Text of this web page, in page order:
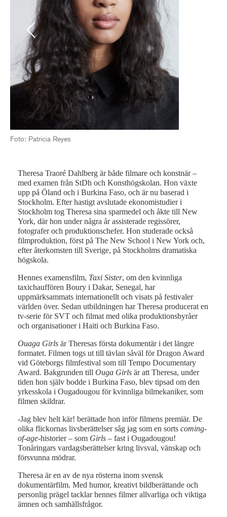
Previous
Foto: Patricia Reyes
Theresa Traoré Dahlberg är både filmare och konstnär –
med examen från StDh och Konsthögskolan. Hon växte
upp på Öland och i Burkina Faso, och är nu baserad i
Stockholm. Efter hastigt avslutade ekonomistudier i
Stockholm tog Theresa sina sparmedel och åkte till New
York, där hon under några år assisterade regissörer,
fotografer och produktionschefer. Hon studerade också
filmproduktion, först på The New School i New York och,
efter återkomsten till Sverige, på Stockholms dramatiska
högskola.
Hennes examensfilm, Taxi Sister, om den kvinnliga
taxichauffören Boury i Dakar, Senegal, har
uppmärksammats internationellt och visats på festivaler
världen över. Sedan utbildningen har Theresa producerat en
tv-serie för SVT och filmat med olika produktionsbyråer
och organisationer i Haiti och Burkina Faso.
Ouaga Girls är Theresas första dokumentär i det längre
formatet. Filmen togs ut till tävlan såväl för Dragon Award
vid Göteborgs filmfestival som till Tempo Documentary
Award. Bakgrunden till Ouga Girls är att Theresa, under
tiden hon själv bodde i Burkina Faso, blev tipsad om den
yrkesskola i Ougadougou för kvinnliga bilmekaniker, som
filmen skildrar.
-Jag blev helt kär! berättade hon inför filmens premiär. De
olika flickornas livsberättelser såg jag som en sorts coming-
of-age-historier – som Girls – fast i Ougadougou!
Tonåringars vardagsberättelser kring livsval, vänskap och
försvunna mödrar.
Theresa är en av de nya rösterna inom svensk
dokumentärfilm. Med humor, kreativt bildberättande och
personlig prägel tacklar hennes filmer allvarliga och viktiga
ämnen och samhällsfrågor.